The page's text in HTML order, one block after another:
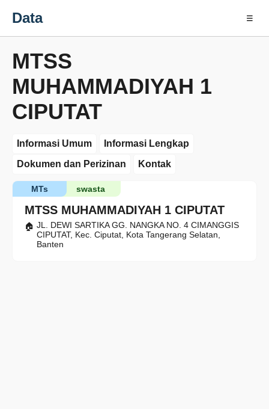
Data ☰
MTSS
MUHAMMADIYAH 1
CIPUTAT
Informasi Umum
Informasi Lengkap
Dokumen dan Perizinan
Kontak
MTSS MUHAMMADIYAH 1 CIPUTAT
swasta
MTs
JL. DEWI SARTIKA GG. NANGKA NO. 4 CIMANGGIS
CIPUTAT, Kec. Ciputat, Kota Tangerang Selatan,
Banten